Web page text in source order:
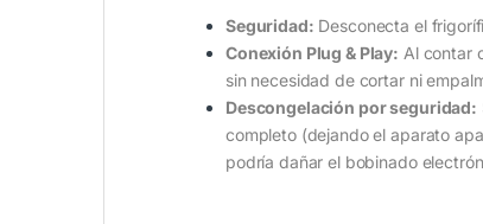
Seguridad: Desconecta el
Conexión Plug & Play: Al contar
sin necesidad de cortar ni
Descongelación por seguridad:
completo (dejando el aparato
podría dañar el bobinado